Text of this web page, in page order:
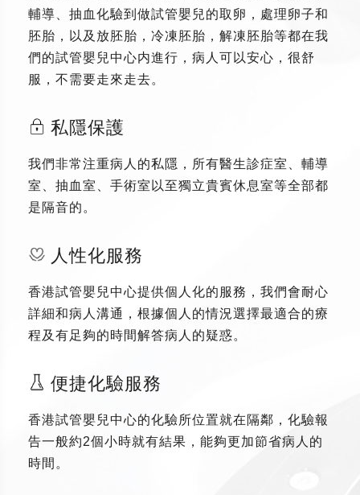
輔導、抽血化驗到做試管嬰兒的取卵，處理卵子和
胚胎，以及放胚胎，冷凍胚胎，解凍胚胎等都在我
們的試管嬰兒中心内進行，病人可以安心，很舒
服，不需要走來走去。
私隱保護
我們非常注重病人的私隱，所有醫生診症室、輔導
室、抽血室、手術室以至獨立貴賓休息室等全部都
是隔音的。
人性化服務
香港試管嬰兒中心提供個人化的服務，我們會耐心
詳細和病人溝通，根據個人的情況選擇最適合的療
程及有足夠的時間解答病人的疑惑。
便捷化驗服務
香港試管嬰兒中心的化驗所位置就在隔鄰，化驗報
告一般約2個小時就有結果，能夠更加節省病人的
時間。